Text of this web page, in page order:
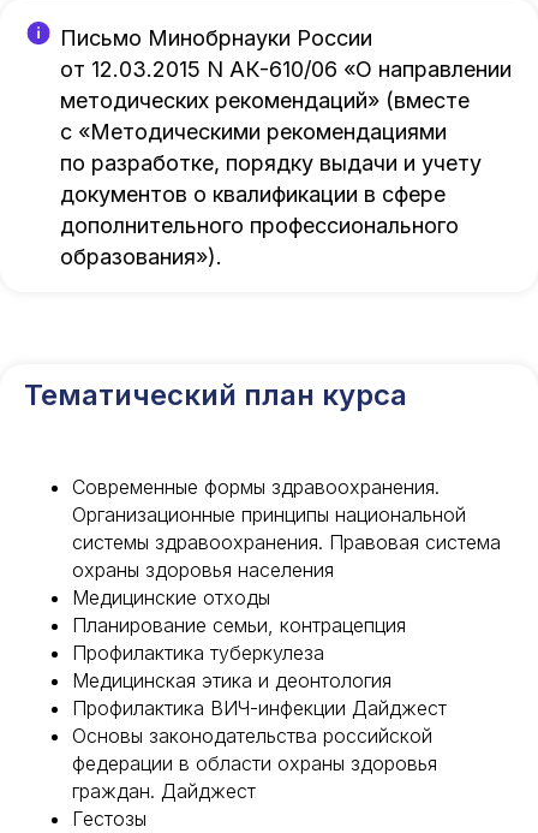
Письмо Минобрнауки России
от 12.03.2015 N АК-610/06 «О направлении
методических рекомендаций» (вместе
с «Методическими рекомендациями
по разработке, порядку выдачи и учету
документов о квалификации в сфере
дополнительного профессионального
образования»).
Тематический план курса
Современные формы здравоохранения.
Организационные принципы национальной
системы здравоохранения. Правовая система
охраны здоровья населения
Медицинские отходы
Планирование семьи, контрацепция
Профилактика туберкулеза
Медицинская этика и деонтология
Профилактика ВИЧ-инфекции Дайджест
Основы законодательства российской
федерации в области охраны здоровья
граждан. Дайджест
Гестозы